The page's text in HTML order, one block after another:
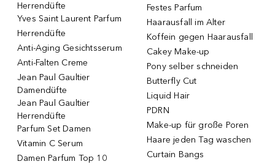
Herrendüfte
Yves Saint Laurent Parfum
Herrendüfte
Anti-Aging Gesichtsserum
Anti-Falten Creme
Jean Paul Gaultier
Damendüfte
Jean Paul Gaultier
Herrendüfte
Parfum Set Damen
Vitamin C Serum
Damen Parfum Top 10
Festes Parfum
Haarausfall im Alter
Koffein gegen Haarausfall
Cakey Make-up
Pony selber schneiden
Butterfly Cut
Liquid Hair
PDRN
Make-up für große Poren
Haare jeden Tag waschen
Curtain Bangs